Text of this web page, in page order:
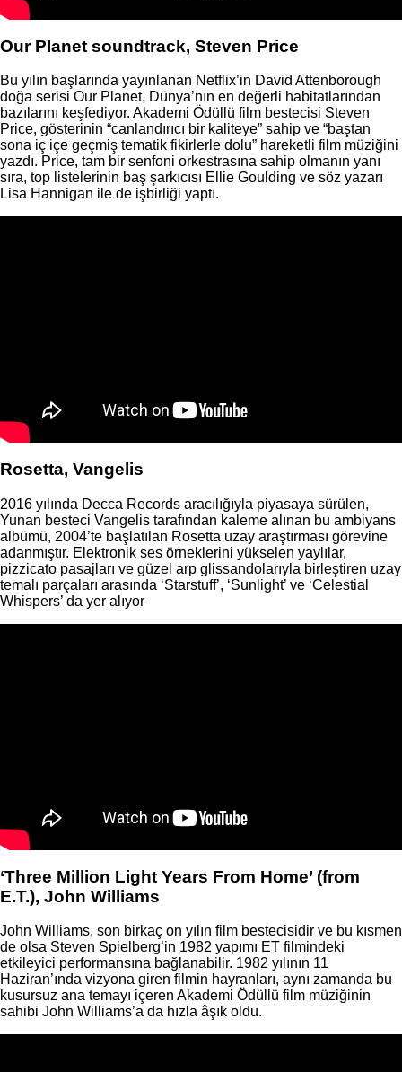
Our Planet soundtrack, Steven Price
Bu yılın başlarında yayınlanan Netflix’in David Attenborough
doğa serisi Our Planet, Dünya’nın en değerli habitatlarından
bazılarını keşfediyor. Akademi Ödüllü film bestecisi Steven
Price, gösterinin “canlandırıcı bir kaliteye” sahip ve “baştan
sona iç içe geçmiş tematik fikirlerle dolu” hareketli film müziğini
yazdı. Price, tam bir senfoni orkestrasına sahip olmanın yanı
sıra, top listelerinin baş şarkıcısı Ellie Goulding ve söz yazarı
Lisa Hannigan ile de işbirliği yaptı.
Rosetta, Vangelis
2016 yılında Decca Records aracılığıyla piyasaya sürülen,
Yunan besteci Vangelis tarafından kaleme alınan bu ambiyans
albümü, 2004’te başlatılan Rosetta uzay araştırması görevine
adanmıştır. Elektronik ses örneklerini yükselen yaylılar,
pizzicato pasajları ve güzel arp glissandolarıyla birleştiren uzay
temalı parçaları arasında ‘Starstuff’, ‘Sunlight’ ve ‘Celestial
Whispers’ da yer alıyor
‘Three Million Light Years From Home’ (from
E.T.), John Williams
John Williams, son birkaç on yılın film bestecisidir ve bu kısmen
de olsa Steven Spielberg’in 1982 yapımı ET filmindeki
etkileyici performansına bağlanabilir. 1982 yılının 11
Haziran’ında vizyona giren filmin hayranları, aynı zamanda bu
kusursuz ana temayı içeren Akademi Ödüllü film müziğinin
sahibi John Williams’a da hızla âşık oldu.